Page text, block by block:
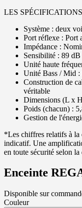
LES
Système : deux
Port réflexe : Port
Impédance :
Sensibilité : 89 dB
Unité haute
Unité Bass / Mid
Construction de
véritable
Dimensions (L x
Poids (chacun) :
Gestion de
*Les chiffres relatifs à la
indicatif. Une
en toute sécurité selon
Enceinte
Disponible sur
Couleur